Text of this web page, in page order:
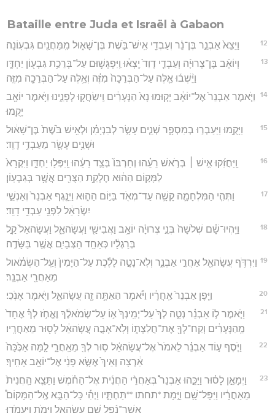
Bataille entre Juda et Israël à Gabaon
12 וַיֵּצֵא֙ אַבְנֵ֣ר בֶּן־נֵ֔ר וְעַבְדֵ֖י אִֽישׁ־בֹּ֣שֶׁת בֶּן־שָׁא֑וּל מִֽמַּחֲנַ֖יִם גִּבְעֽוֹנָה׃
13
וְיוֹאָ֨ב בֶּן־צְרוּיָ֜ה וְעַבְדֵ֤י דָוִד֙ יָֽצְא֔וּ וַֽיִּפְגְּשׁ֛וּם עַל־בְּרֵכַ֥ת גִּבְע֖וֹן יַחְדָּ֑ו
וַיֵּ֨שְׁב֜וּ אֵ֤לֶּה עַל־הַבְּרֵכָה֙ מִזֶּ֔ה וְאֵ֥לֶּה עַל־הַבְּרֵכָ֖ה מִזֶּֽה׃
14
וַיֹּ֤אמֶר אַבְנֵר֙ אֶל־יוֹאָ֔ב יָק֤וּמוּ נָא֙ הַנְּעָרִ֔ים וִֽישַׂחֲק֖וּ לְפָנֵ֑ינוּ וַיֹּ֥אמֶר יוֹאָ֖ב
יָקֻֽמוּ׃
15
וַיָּקֻ֖מוּ וַיַּעַבְר֣וּ בְמִסְפָּ֑ר שְׁנֵ֧ים עָשָׂ֣ר לְבִנְיָמִ֗ן וּלְאִ֥ישׁ בֹּ֙שֶׁת֙ בֶּן־שָׁא֔וּל
וּשְׁנֵ֥ים עָשָׂ֖ר מֵעַבְדֵ֥י דָוִֽד׃
16
וַֽיַּחֲזִ֜קוּ אִ֣ישׁ ׀ בְּרֹ֣אשׁ רֵעֵ֗הוּ וְחַרְבּוֹ֙ בְּצַ֣ד רֵעֵ֔הוּ וַֽיִּפְּל֖וּ יַחְדָּ֑ו וַיִּקְרָא֙
לַמָּק֣וֹם הַה֔וּא חֶלְקַ֥ת הַצֻּרִ֖ים אֲשֶׁ֥ר בְּגִבְעֽוֹן׃
17
וַתְּהִ֧י הַמִּלְחָמָ֛ה קָשָׁ֥ה עַד־מְאֹ֖ד בַּיּ֣וֹם הַה֑וּא וַיִּנָּ֤גֶף אַבְנֵר֙ וְאַנְשֵׁ֣י
יִשְׂרָאֵ֔ל לִפְנֵ֖י עַבְדֵ֥י דָוִֽד׃
18
וַיִּֽהְיוּ־שָׁ֗ם שְׁלֹשָׁה֙ בְּנֵ֣י צְרוּיָ֔ה יוֹאָ֥ב וַאֲבִישַׁ֖י וַעֲשָׂהאֵ֑ל וַעֲשָׂהאֵל֙ קַ֣ל
בְּרַגְלָ֔יו כְּאַחַ֥ד הַצְּבָיִ֖ם אֲשֶׁ֥ר בַּשָּׂדֶֽה׃
19 וַיִּרְדֹּ֥ף עֲשָׂהאֵ֖ל אַחֲרֵ֣י אַבְנֵ֑ר וְלֹֽא־נָטָ֣ה לָלֶ֗כֶת עַל־הַיָּמִין֙ וְעַֽל־הַשְּׂמֹ֔אול
מֵאַחֲרֵ֖י אַבְנֵֽר׃
20 וַיִּ֤פֶן אַבְנֵר֙ אַֽחֲרָ֔יו וַיֹּ֕אמֶר הַאַתָּ֥ה זֶ֖ה עֲשָׂהאֵ֑ל וַיֹּ֖אמֶר אָנֹֽכִי׃
21
וַיֹּ֧אמֶר ל֣וֹ אַבְנֵ֗ר נְטֵ֤ה לְךָ֙ עַל־יְמִֽינְךָ֙ א֣וֹ עַל־שְׂמֹאלֶ֔ךָ וֶאֱחֹ֣ז לְךָ֗ אֶחָד֙
מֵֽהַנְּעָרִ֔ים וְקַח־לְךָ֖ אֶת־חֲלִצָת֑וֹ וְלֹֽא־אָבָ֣ה עֲשָׂהאֵ֔ל לָס֖וּר מֵאַחֲרָֽיו׃
22
וַיֹּ֧סֶף ע֣וֹד אַבְנֵ֗ר לֵאמֹר֙ אֶל־עֲשָׂהאֵ֔ל ס֥וּר לְךָ֖ מֵאַֽחֲרָ֑י לָ֤מָּה אַכֶּ֙כָּה֙
אַ֔רְצָה וְאֵיךְ֙ אֶשָּׂ֣א פָנַ֔י אֶל־יוֹאָ֖ב אָחִֽיךָ׃
23
וַיְמָאֵ֣ן לָס֗וּר וַיַּכֵּ֣הוּ אַבְנֵר֩ בְּאַחֲרֵ֨י הַחֲנִ֜ית אֶל־הַחֹ֗מֶשׁ וַתֵּצֵ֤א הַֽחֲנִית֙
מֵאַחֲרָ֔יו וַיִּפָּל־שָׁ֖ם וַיָּ֣מָת *תחתו **תַּחְתָּ֑יו וַיְהִ֡י כָּל־הַבָּ֣א אֶֽל־הַמָּקוֹם֩
אֲשֶׁר־נָ֨פַל שָׁ֧ם עֲשָׂהאֵ֛ל וַיָּמֹ֖ת וַֽיַּעֲמֹֽדוּ׃